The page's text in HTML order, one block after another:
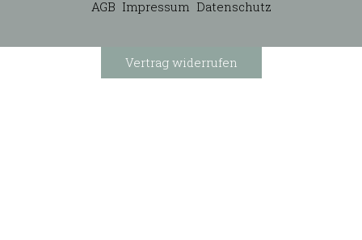
AGB Impressum Datenschutz
Vertrag widerrufen